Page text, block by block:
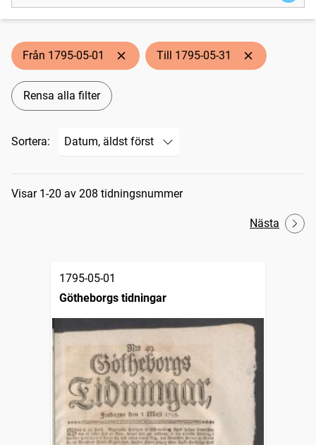
Från 1795-05-01 Till 1795-05-31
Rensa alla filter
Sortera:
Sökresultat
Visar 1-20 av 208 tidningsnummer
Nästa
1795-05-01
Götheborgs tidningar